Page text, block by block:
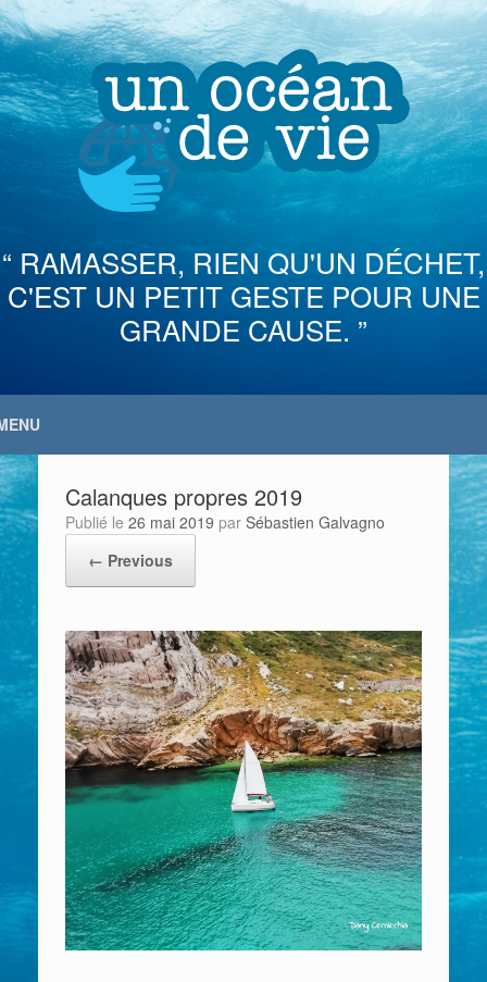
Skip
to
content
“ RAMASSER, RIEN QU'UN DÉCHET,
C'EST UN PETIT GESTE POUR UNE
GRANDE CAUSE. ”
Calanques propres 2019
Publié le 26 mai 2019 par Sébastien Galvagno
← Previous